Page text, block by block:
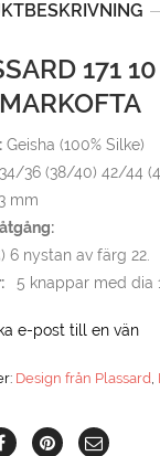
171
Geisha (100% Silke)
36 (38/40) 42/44
3 mm
6 nystan av färg 22.
5 knappar med dia
e-post till en vän
Design från Plassard,